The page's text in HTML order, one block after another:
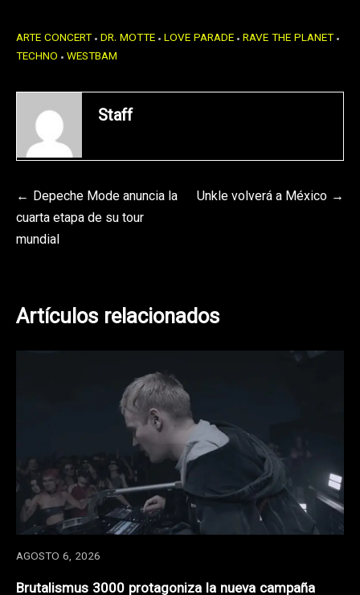
ARTE CONCERT DR. MOTTE LOVE PARADE RAVE THE PLANET
TECHNO WESTBAM
Staff
Navegación
de
Depeche Mode anuncia la
cuarta etapa de su tour
mundial
Unkle volverá a México
Artículos relacionados
AGOSTO 6, 2026
Brutalismus 3000 protagoniza la nueva campaña